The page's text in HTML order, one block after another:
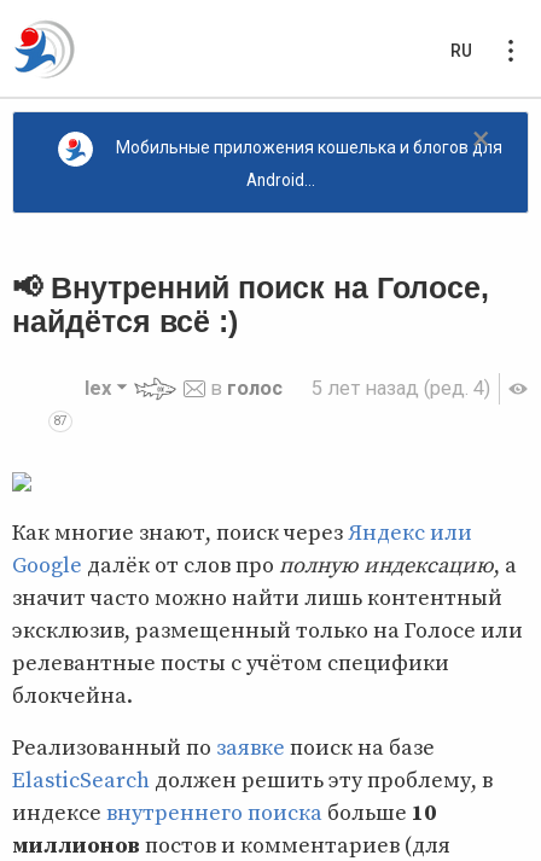
RU
×
Мобильные приложения кошелька и блогов для
Android...
📢 Внутренний поиск на Голосе,
найдётся всё :)
5 лет назад (ред. 4)
87
lex в голос
Как многие знают, поиск черезЯндекс или
Google далёк от слов про полную индексацию, а
значит часто можно найти лишь контентный
эксклюзив, размещенный только на Голосе или
релевантные посты с учётом специфики
блокчейна.
Реализованный по заявке поиск на базе
ElasticSearch должен решить эту проблему, в
индексе внутреннего поиска больше 10
миллионов постов и комментариев (для